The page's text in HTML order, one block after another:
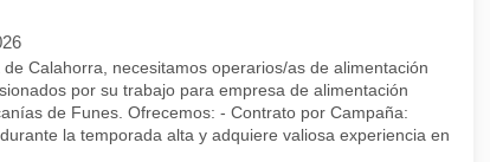
Calahorra, necesitamos operarios/as de alimentación
por su trabajo para empresa de alimentación
de Funes. Ofrecemos: - Contrato por Campaña:
la temporada alta y adquiere valiosa experiencia en